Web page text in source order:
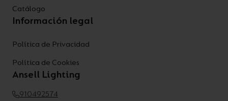
Catálogo
Información legal
Política de Privacidad
Política de Cookies
Ansell Lighting
910492574